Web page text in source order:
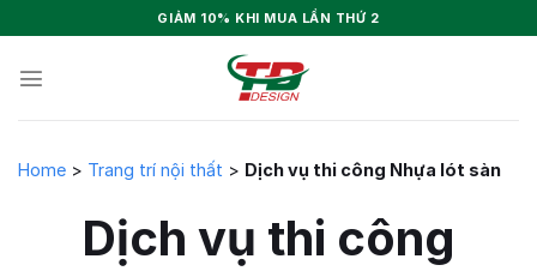
to
content
GIẢM 10% KHI MUA LẦN THỨ 2
Home > Trang trí nội thất > Dịch vụ thi công Nhựa lót sàn
Dịch vụ thi công